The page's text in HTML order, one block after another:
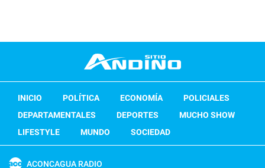
INICIO POLÍTICA ECONOMÍA
POLICIALES
DEPARTAMENTALES
DEPORTES
MUCHO SHOW
LIFESTYLE
MUNDO SOCIEDAD
ACONCAGUA RADIO